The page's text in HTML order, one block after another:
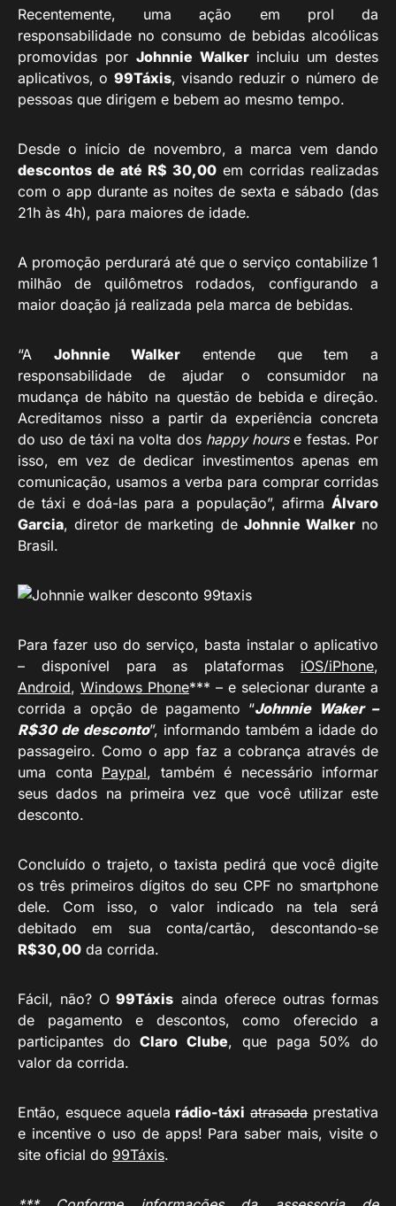
Recentemente, uma ação em prol da
responsabilidade no consumo de bebidas alcoólicas
promovidas por Johnnie Walkerincluiu um destes
aplicativos, o 99Táxis, visando reduzir o número de
pessoas que dirigem e bebem ao mesmo tempo.
Desde o início de novembro, a marca vem dando
descontos de até R$ 30,00 em corridas realizadas
com o app durante as noites de sexta e sábado (das
21h às 4h), para maiores de idade.
A promoção perdurará até que o serviço contabilize 1
milhão de quilômetros rodados, configurando a
maior doação já realizada pela marca de bebidas.
“A Johnnie Walker entende que tem a
responsabilidade de ajudar o consumidor na
mudança de hábito na questão de bebida e direção.
Acreditamos nisso a partir da experiência concreta
do uso de táxi na volta dos happy hourse festas. Por
isso, em vez de dedicar investimentos apenas em
comunicação, usamos a verba para comprar corridas
de táxi e doá-las para a população”, afirma Álvaro
Garcia, diretor de marketing de Johnnie Walkerno
Brasil.
Para fazer uso do serviço, basta instalar o aplicativo
– disponível para as plataformas iOS/iPhone,
Android, Windows Phone*** – e selecionar durante a
corrida a opção de pagamento “Johnnie Waker –
R$30 de desconto”, informando também a idade do
passageiro. Como o app faz a cobrança através de
uma conta Paypal, também é necessário informar
seus dados na primeira vez que você utilizar este
desconto.
Concluído o trajeto, o taxista pedirá que você digite
os três primeiros dígitos do seu CPF no smartphone
dele. Com isso, o valor indicado na tela será
debitado em sua conta/cartão, descontando-se
R$30,00 da corrida.
Fácil, não? O 99Táxis ainda oferece outras formas
de pagamento e descontos, como oferecido a
participantes doClaro Clube, que paga 50% do
valor da corrida.
Então, esquece aquela rádio-táxi atrasadaprestativa
e incentive o uso de apps! Para saber mais, visite o
site oficial do 99Táxis.